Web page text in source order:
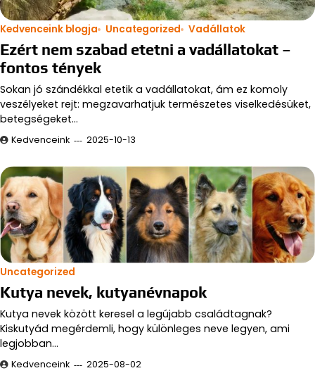
Kedvenceink blogja Uncategorized Vadállatok
Ezért nem szabad etetni a vadállatokat –
fontos tények
Sokan jó szándékkal etetik a vadállatokat, ám ez komoly
veszélyeket rejt: megzavarhatjuk természetes viselkedésüket,
betegségeket…
Kedvenceink 2025-10-13
Uncategorized
Kutya nevek, kutyanévnapok
Kutya nevek között keresel a legújabb családtagnak?
Kiskutyád megérdemli, hogy különleges neve legyen, ami
legjobban…
Kedvenceink 2025-08-02